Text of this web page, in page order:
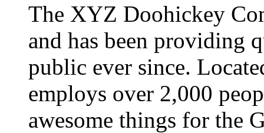
The XYZ Doohickey
and has been providing
public ever since.
employs over 2,000
awesome things for the